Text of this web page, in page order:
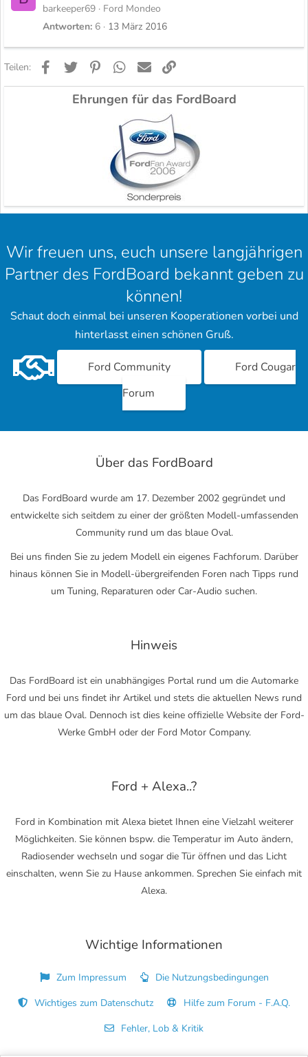
barkeeper69
Ford Mondeo
Antworten 6 13 März 2016
Teilen: FacebookTwitter PinterestWhatsApp
E-Mail
Ehrungen für das FordBoard
Wir freuen uns, euch unsere langjährigen
Partner des FordBoard bekannt geben zu
können!
Schaut doch einmal bei unseren Kooperationen vorbei und
hinterlasst einen schönen Gruß.
Ford Community
Ford Cougar
Forum
Über das FordBoard
Das FordBoard wurde am 17. Dezember 2002 gegründet und
entwickelte sich seitdem zu einer der größten Modell-umfassenden
Community rund um das blaue Oval.
Bei uns finden Sie zu jedem Modell ein eigenes Fachforum. Darüber
hinaus können Sie in Modell-übergreifenden Foren nach Tipps rund
um Tuning, Reparaturen oder Car-Audio suchen.
Hinweis
Das FordBoard ist ein unabhängiges Portal rund um die Automarke
Ford und bei uns findet ihr Artikel und stets die aktuellen News rund
um das blaue Oval. Dennoch ist dies keine offizielle Website der Ford-
Werke GmbH oder der Ford Motor Company.
Ford + Alexa..?
Ford in Kombination mit Alexa bietet Ihnen eine Vielzahl weiterer
Möglichkeiten. Sie können bspw. die Temperatur im Auto ändern,
Radiosender wechseln und sogar die Tür öffnen und das Licht
einschalten, wenn Sie zu Hause ankommen. Sprechen Sie einfach mit
Alexa.
Wichtige Informationen
Zum Impressum
Die Nutzungsbedingungen
Wichtiges zum Datenschutz
Hilfe zum Forum - F.A.Q.
Fehler, Lob & Kritik